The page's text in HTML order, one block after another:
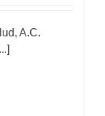
A.C.